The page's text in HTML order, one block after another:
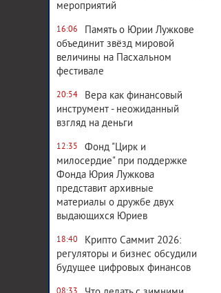
мероприятий
16:06
Память о Юрии Лужкове
объединит звёзд мировой
величины на Пасхальном
фестивале
20:54
Вера как финансовый
инструмент - неожиданный
взгляд на деньги
12:35
Фонд "Цирк и
милосердие" при поддержке
Фонда Юрия Лужкова
представит архивные
материалы о дружбе двух
выдающихся Юриев
18:40
Крипто Саммит 2026:
регуляторы и бизнес обсудили
будущее цифровых финансов